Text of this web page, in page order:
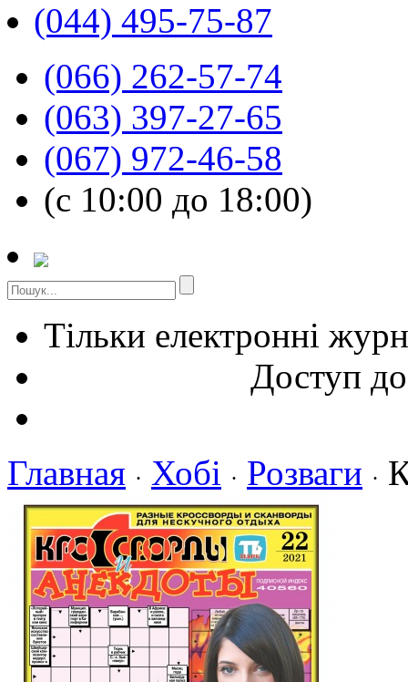
(044) 495-75-87
(066) 262-57-74
(063) 397-27-65
(067) 972-46-58
(с 10:00 до 18:00)
Тільки електронні
Доступ
Главная · Хобі · Розваги ·